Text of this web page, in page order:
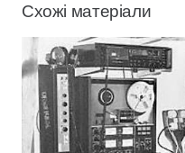
Схожі матеріали